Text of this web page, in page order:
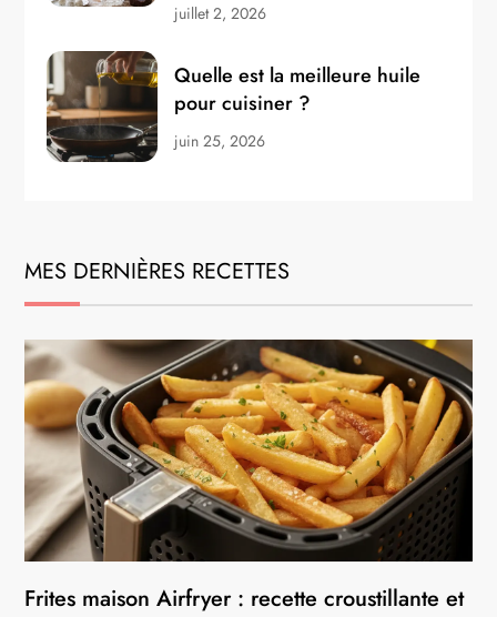
juillet 2, 2026
Quelle est la meilleure huile
pour cuisiner ?
juin 25, 2026
MES DERNIÈRES RECETTES
Frites maison Airfryer : recette croustillante et